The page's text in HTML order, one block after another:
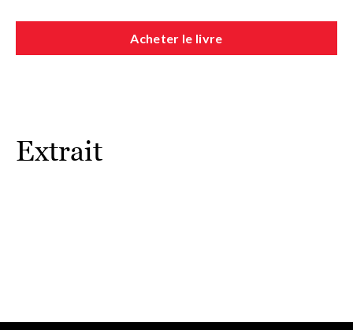
d'Oman.Les Survivants du ciel, premier volume d'une trilogie
mêlant fantasy et science-fiction climatique, l'a révélée à un
Acheter le livre
Extrait